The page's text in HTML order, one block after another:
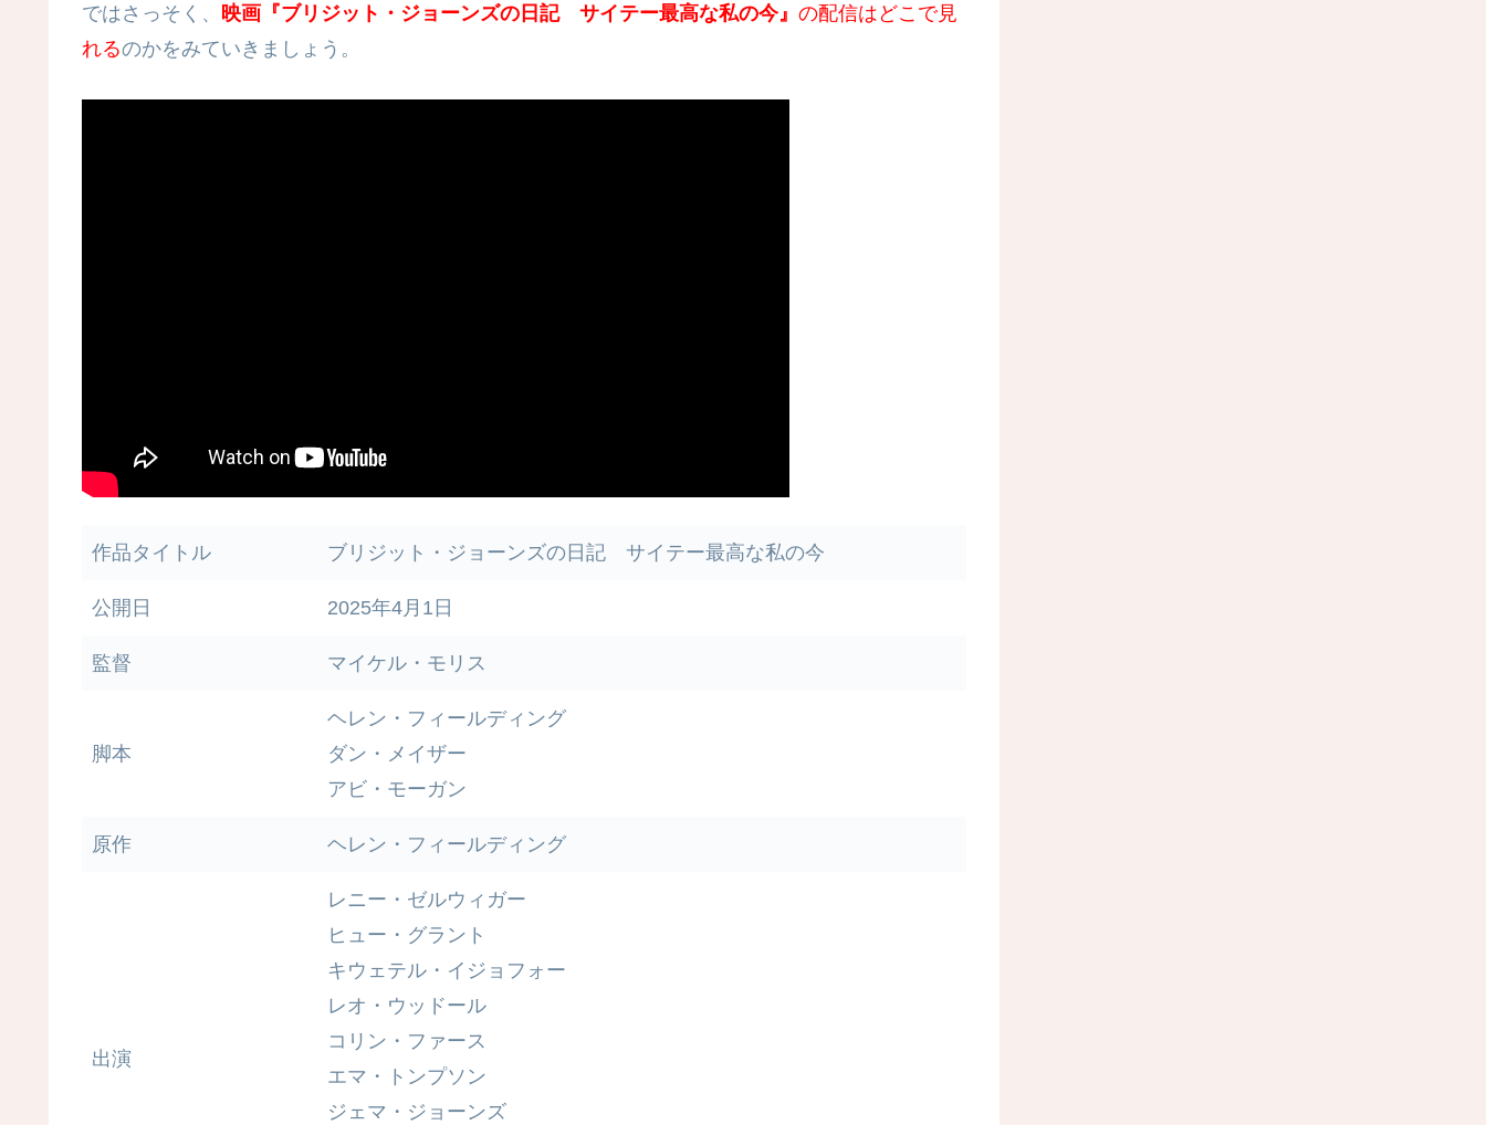
ではさっそく、 映画『ブリジット・ジョーンズの日記 サイテー最高な私の今』 の配信はどこで見
れるのかをみていきましょう。
作品タイトル ブリジット・ジョーンズの日記 サイテー最高な私の今
公開日 2025年4月1日
監督 マイケル・モリス
脚本
ヘレン・フィールディング
ダン・メイザー
アビ・モーガン
原作 ヘレン・フィールディング
出演
レニー・ゼルウィガー
ヒュー・グラント
キウェテル・イジョフォー
レオ・ウッドール
コリン・ファース
エマ・トンプソン
ジェマ・ジョーンズ